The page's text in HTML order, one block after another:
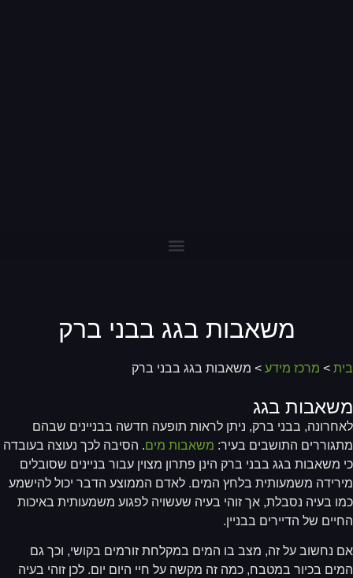
משאבות בגג בבני ברק
> מרכז מידע> משאבות בגג בבני ברק
בגג
בבני ברק, ניתן לראות תופעה חדשה בבניינים שבהם
התושבים בעיר:משאבות מים. הסיבה לכך נעוצה בעובדה
משאבות בגג בבני ברק הינן פתרון מצוין עבור בניינים שסובלים
משמעותית בלחץ המים. לאדם הממוצע הדבר יכול להישמע
בעיה נסבלת, אך זוהי בעיה שעשויה לפגוע משמעותית באיכות
של הדיירים בבניין.
נחשוב על זה, מצב בו המים במקלחת זורמים בקושי, וכך גם
בכיור במטבח, כמה זה מקשה על חיי היום יום. לכן זוהי בעיה